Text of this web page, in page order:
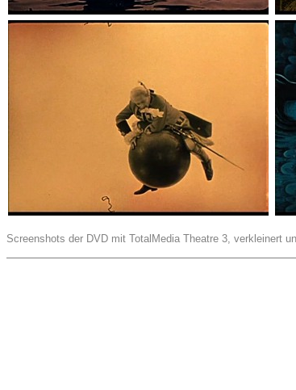
Screenshots der DVD mit TotalMedia Theatre 3, verkleinert